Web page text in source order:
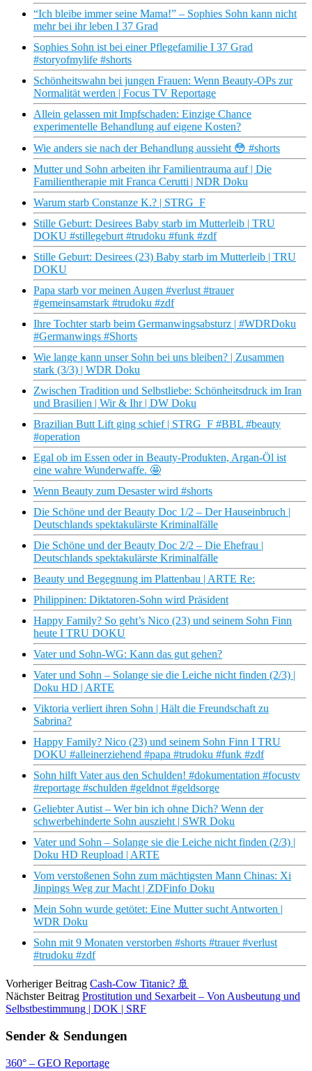
“Ich bleibe immer seine Mama!” – Sophies Sohn kann nicht
mehr bei ihr leben I 37 Grad
Sophies Sohn ist bei einer Pflegefamilie I 37 Grad
#storyofmylife #shorts
Schönheitswahn bei jungen Frauen: Wenn Beauty-OPs zur
Normalität werden | Focus TV Reportage
Allein gelassen mit Impfschaden: Einzige Chance
experimentelle Behandlung auf eigene Kosten?
Wie anders sie nach der Behandlung aussieht 😳 #shorts
Mutter und Sohn arbeiten ihr Familientrauma auf | Die
Familientherapie mit Franca Cerutti | NDR Doku
Warum starb Constanze K.? | STRG_F
Stille Geburt: Desirees Baby starb im Mutterleib | TRU
DOKU #stillegeburt #trudoku #funk #zdf
Stille Geburt: Desirees (23) Baby starb im Mutterleib | TRU
DOKU
Papa starb vor meinen Augen #verlust #trauer
#gemeinsamstark #trudoku #zdf
Ihre Tochter starb beim Germanwingsabsturz | #WDRDoku
#Germanwings #Shorts
Wie lange kann unser Sohn bei uns bleiben? | Zusammen
stark (3/3) | WDR Doku
Zwischen Tradition und Selbstliebe: Schönheitsdruck im Iran
und Brasilien | Wir & Ihr | DW Doku
Brazilian Butt Lift ging schief | STRG_F #BBL #beauty
#operation
Egal ob im Essen oder in Beauty-Produkten, Argan-Öl ist
eine wahre Wunderwaffe. 🤩
Wenn Beauty zum Desaster wird #shorts
Die Schöne und der Beauty Doc 1/2 – Der Hauseinbruch |
Deutschlands spektakulärste Kriminalfälle
Die Schöne und der Beauty Doc 2/2 – Die Ehefrau |
Deutschlands spektakulärste Kriminalfälle
Beauty und Begegnung im Plattenbau | ARTE Re:
Philippinen: Diktatoren-Sohn wird Präsident
Happy Family? So geht’s Nico (23) und seinem Sohn Finn
heute I TRU DOKU
Vater und Sohn-WG: Kann das gut gehen?
Vater und Sohn – Solange sie die Leiche nicht finden (2/3) |
Doku HD | ARTE
Viktoria verliert ihren Sohn | Hält die Freundschaft zu
Sabrina?
Happy Family? Nico (23) und seinem Sohn Finn I TRU
DOKU #alleinerziehend #papa #trudoku #funk #zdf
Sohn hilft Vater aus den Schulden! #dokumentation #focustv
#reportage #schulden #geldnot #geldsorge
Geliebter Autist – Wer bin ich ohne Dich? Wenn der
schwerbehinderte Sohn auszieht | SWR Doku
Vater und Sohn – Solange sie die Leiche nicht finden (2/3) |
Doku HD Reupload | ARTE
Vom verstoßenen Sohn zum mächtigsten Mann Chinas: Xi
Jinpings Weg zur Macht | ZDFinfo Doku
Mein Sohn wurde getötet: Eine Mutter sucht Antworten |
WDR Doku
Sohn mit 9 Monaten verstorben #shorts #trauer #verlust
#trudoku #zdf
Vorheriger Beitrag Cash-Cow Titanic? 🚢
Nächster Beitrag Prostitution und Sexarbeit – Von Ausbeutung und
Selbstbestimmung | DOK | SRF
Sender & Sendungen
360° – GEO Reportage